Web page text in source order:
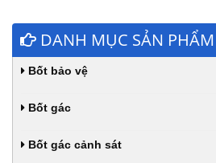
DANH MỤC SẢN PHẨM
Bốt bảo vệ
Bốt gác
Bốt gác cảnh sát